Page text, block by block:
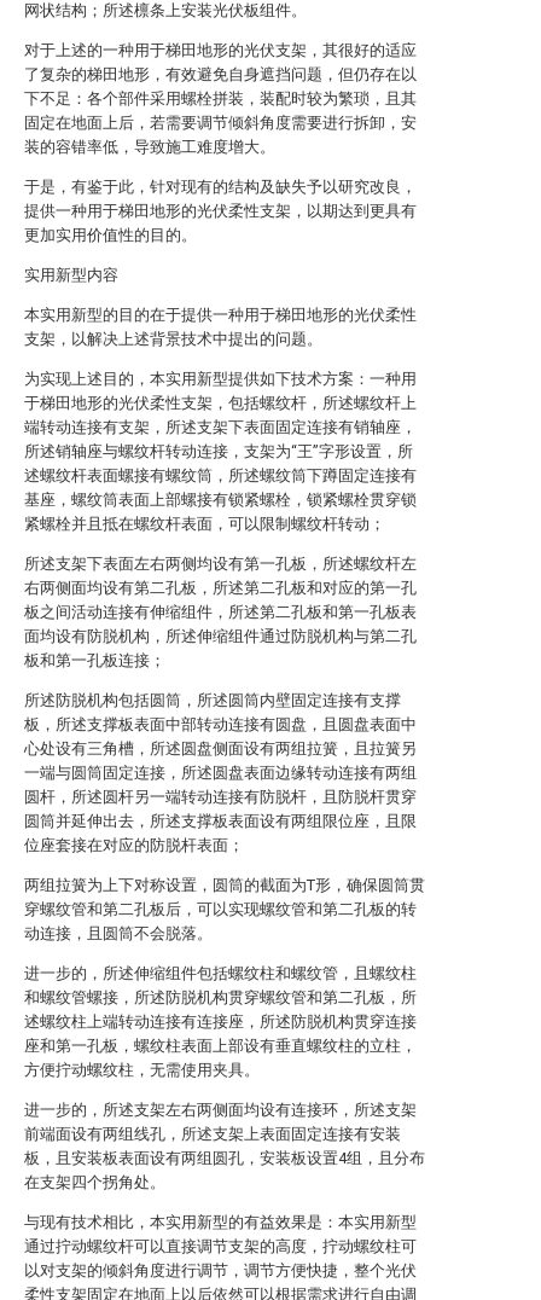
网状结构；所述檩条上安装光伏板组件。
对于上述的一种用于梯田地形的光伏支架，其很好的适应
了复杂的梯田地形，有效避免自身遮挡问题，但仍存在以
下不足：各个部件采用螺栓拼装，装配时较为繁琐，且其
固定在地面上后，若需要调节倾斜角度需要进行拆卸，安
装的容错率低，导致施工难度增大。
于是，有鉴于此，针对现有的结构及缺失予以研究改良，
提供一种用于梯田地形的光伏柔性支架，以期达到更具有
更加实用价值性的目的。
实用新型内容
本实用新型的目的在于提供一种用于梯田地形的光伏柔性
支架，以解决上述背景技术中提出的问题。
为实现上述目的，本实用新型提供如下技术方案：一种用
于梯田地形的光伏柔性支架，包括螺纹杆，所述螺纹杆上
端转动连接有支架，所述支架下表面固定连接有销轴座，
所述销轴座与螺纹杆转动连接，支架为“王”字形设置，所
述螺纹杆表面螺接有螺纹筒，所述螺纹筒下蹲固定连接有
基座，螺纹筒表面上部螺接有锁紧螺栓，锁紧螺栓贯穿锁
紧螺栓并且抵在螺纹杆表面，可以限制螺纹杆转动；
所述支架下表面左右两侧均设有第一孔板，所述螺纹杆左
右两侧面均设有第二孔板，所述第二孔板和对应的第一孔
板之间活动连接有伸缩组件，所述第二孔板和第一孔板表
面均设有防脱机构，所述伸缩组件通过防脱机构与第二孔
板和第一孔板连接；
所述防脱机构包括圆筒，所述圆筒内壁固定连接有支撑
板，所述支撑板表面中部转动连接有圆盘，且圆盘表面中
心处设有三角槽，所述圆盘侧面设有两组拉簧，且拉簧另
一端与圆筒固定连接，所述圆盘表面边缘转动连接有两组
圆杆，所述圆杆另一端转动连接有防脱杆，且防脱杆贯穿
圆筒并延伸出去，所述支撑板表面设有两组限位座，且限
位座套接在对应的防脱杆表面；
两组拉簧为上下对称设置，圆筒的截面为T形，确保圆筒贯
穿螺纹管和第二孔板后，可以实现螺纹管和第二孔板的转
动连接，且圆筒不会脱落。
进一步的，所述伸缩组件包括螺纹柱和螺纹管，且螺纹柱
和螺纹管螺接，所述防脱机构贯穿螺纹管和第二孔板，所
述螺纹柱上端转动连接有连接座，所述防脱机构贯穿连接
座和第一孔板，螺纹柱表面上部设有垂直螺纹柱的立柱，
方便拧动螺纹柱，无需使用夹具。
进一步的，所述支架左右两侧面均设有连接环，所述支架
前端面设有两组线孔，所述支架上表面固定连接有安装
板，且安装板表面设有两组圆孔，安装板设置4组，且分布
在支架四个拐角处。
与现有技术相比，本实用新型的有益效果是：本实用新型
通过拧动螺纹杆可以直接调节支架的高度，拧动螺纹柱可
以对支架的倾斜角度进行调节，调节方便快捷，整个光伏
柔性支架固定在地面上以后依然可以根据需求进行自由调